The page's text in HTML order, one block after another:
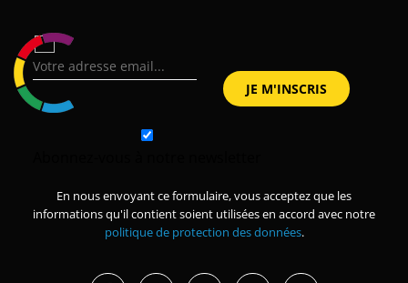
En nous envoyant ce formulaire, vous acceptez que les
informations qu'il contient soient utilisées en accord avec notre
politique de protection des données.